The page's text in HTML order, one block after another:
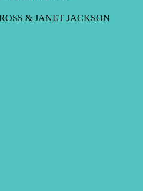
& JANET JACKSON